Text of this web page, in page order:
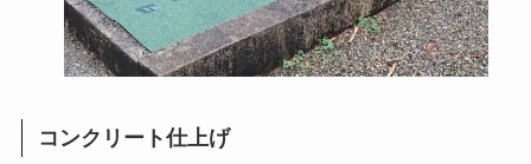
コンクリート仕上げ